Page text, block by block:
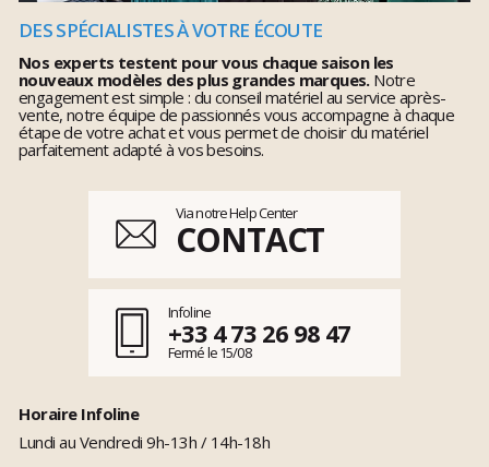
DES SPÉCIALISTES À VOTRE ÉCOUTE
Nos experts testent pour vous chaque saison les
nouveaux modèles des plus grandes marques.Notre
engagement est simple : du conseil matériel au service après-
vente, notre équipe de passionnés vous accompagne à chaque
étape de votre achat et vous permet de choisir du matériel
parfaitement adapté à vos besoins.
Via notre Help Center
CONTACT
Infoline
+33 4 73 26 98 47
Fermé le 15/08
Horaire Infoline
Lundi au Vendredi 9h-13h / 14h-18h